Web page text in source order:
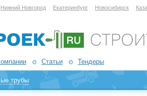
Нижний Новгород Екатеринбург Новосибирск
Статьи Тендеры
трубы